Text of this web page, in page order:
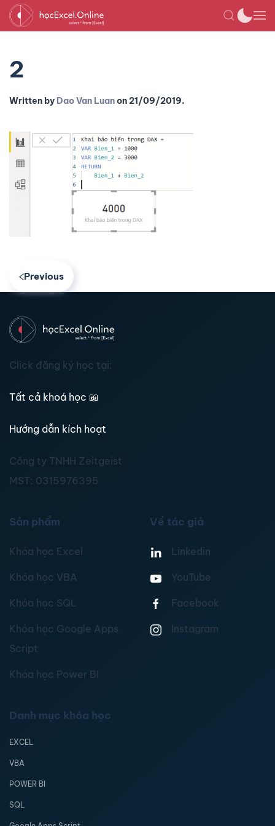
2
Written by Dao Van Luanon21/09/2019.
Previous
Click đăng ký học tại:
Tất cả khoá học 📖
Hướng dẫn kích hoạt
Công ty TNHH Zeitgeist
MST: 0315976395
Sản phẩm
Khóa học Excel
Khóa học VBA
Khóa học SQL
Khóa học Google Apps
Script
Khóa học Power BI
Về tác giả
Linkedin
YouTube
Facebook
Instagram
Danh mục khóa học
EXCEL
VBA
POWER BI
SQL